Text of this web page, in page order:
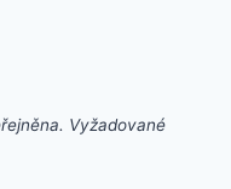
Vyžadované